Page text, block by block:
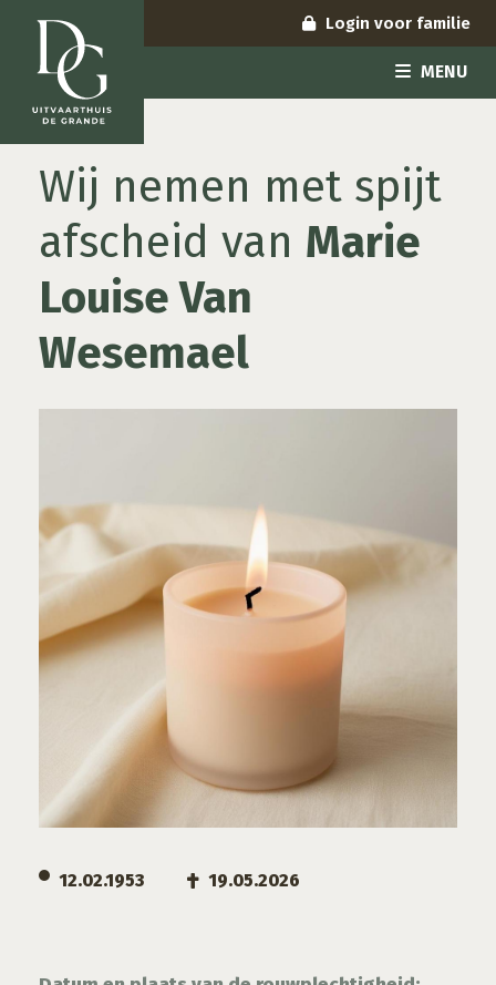
Login voor familie
MENU
Wij nemen met spijt
afscheid van Marie
Louise Van
Wesemael
12.02.1953 19.05.2026